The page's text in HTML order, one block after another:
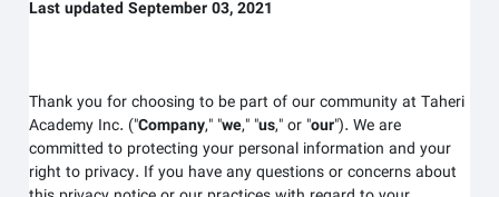
Last updated September 03, 2021
Thank you for choosing to be part of our community at Taheri
Academy Inc.("Company," "we," "us," or "our "). We are
committed to protecting your personal information and your
right to privacy. If you have any questions or concerns about